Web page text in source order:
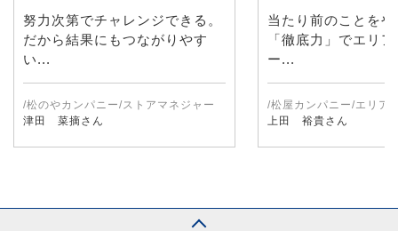
努力次第でチャレンジできる。
だから結果にもつながりやす
い...
/松のやカンパニー/ストアマネジャー
津田 菜摘さん
当たり前のことを
「徹底力」でエリ
ー...
/松屋カンパニー/エリア
上田 裕貴さん